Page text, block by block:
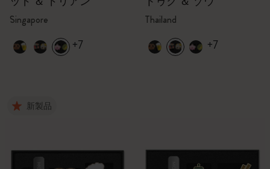
Singapore
+7
Thailand
+7
新製品